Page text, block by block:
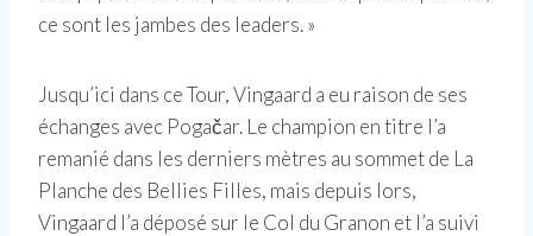
ce sont les jambes des leaders. »
Jusqu’ici dans ce Tour, Vingaard a eu raison de ses
échanges avec Pogačar. Le champion en titre l’a
remanié dans les derniers mètres au sommet de La
Planche des Bellies Filles, mais depuis lors,
Vingaard l’a déposé sur le Col du Granon et l’a suivi